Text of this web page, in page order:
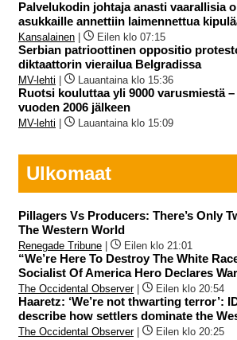
Palvelukodin johtaja anasti vaarallisia
asukkaille annettiin laimennettua
Kansalainen Eilen klo 07:15
Serbian patrioottinen oppositio
diktaattorin vierailua Belgradissa
MV-lehti Lauantaina klo 15:36
Ruotsi kouluttaa yli 9000 varusmiestä
vuoden 2006 jälkeen
MV-lehti Lauantaina klo 15:09
Ulkomaat
Pillagers Vs Producers: There’s Only
The Western World
Renegade Tribune Eilen klo 21:01
“We’re Here To Destroy The White
Socialist Of America Hero Declares
The Occidental Observer| Eilen klo 20:54
Haaretz: ‘We’re not thwarting terror’:
describe how settlers dominate the
The Occidental Observer| Eilen klo 20:25